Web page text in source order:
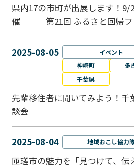
県内17の市町が出展します！9/
催 第21回 ふるさと回帰フ
2025-08-05 イベント
神崎町
多
千葉県
先輩移住者に聞いてみよう！千
談会
2025-08-04 地域おこし協力
匝瑳市の魅力を「見つけて、伝